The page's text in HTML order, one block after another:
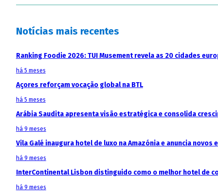
Notícias mais recentes
Ranking Foodie 2026: TUI Musement revela as 20 cidades
há 5 meses
Açores reforçam vocação global na BTL
há 5 meses
Arábia Saudita apresenta visão estratégica e consolida
há 9 meses
Vila Galé inaugura hotel de luxo na Amazónia e anuncia
há 9 meses
InterContinental Lisbon distinguido como o melhor hotel de
há 9 meses